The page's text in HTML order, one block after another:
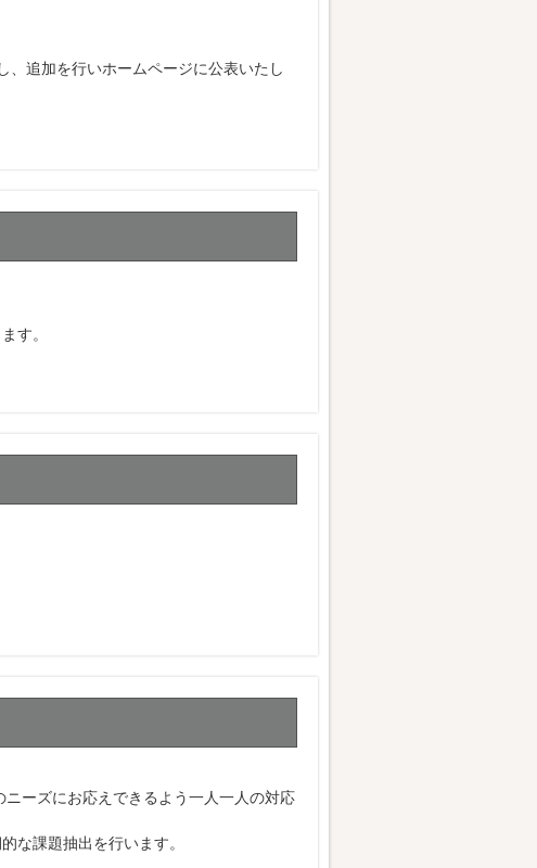
、追加を行いホームページに公表いたし
す。
ーズにお応えできるよう一人一人の対応
な課題抽出を行います。